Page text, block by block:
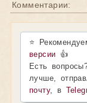
Комментарии:
⭐
версии 👍
Есть
лучше,
почту, в